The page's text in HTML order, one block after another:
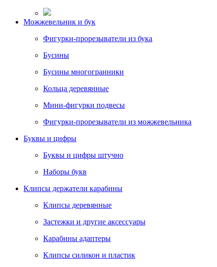
Можжевельник и бук
Фигурки-прорезыватели из бука
Бусины
Бусины многогранники
Кольца деревянные
Мини-фигурки подвесы
Фигурки-прорезыватели из можжевельника
Буквы и цифры
Буквы и цифры штучно
Наборы букв
Клипсы держатели карабины
Клипсы деревянные
Застежки и другие аксессуары
Карабины адаптеры
Клипсы силикон и пластик